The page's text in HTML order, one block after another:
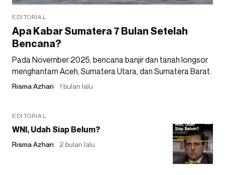
EDITORIAL
Apa Kabar Sumatera 7 Bulan Setelah
Bencana?
Pada November 2025, bencana banjir dan tanah longsor
menghantam Aceh, Sumatera Utara, dan Sumatera Barat.
Risma Azhari 1 bulan lalu
EDITORIAL
WNI, Udah Siap Belum?
Risma Azhari 2 bulan lalu